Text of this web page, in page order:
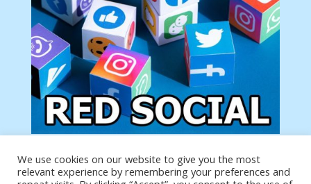
Tu anuncio va aquí
Podemos poner tu anuncio aquí con un link de tu
We use cookies on our website to give you the most
relevant experience by remembering your preferences and